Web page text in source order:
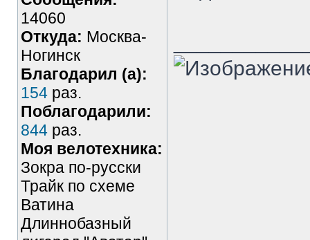
14060
Откуда: Москва-
Ногинск
Благодарил (а):
154 раз.
Поблагодарили:
844 раз.
Моя велотехника:
Зокра по-русски
Трайк по схеме
Ватина
Длиннобазный